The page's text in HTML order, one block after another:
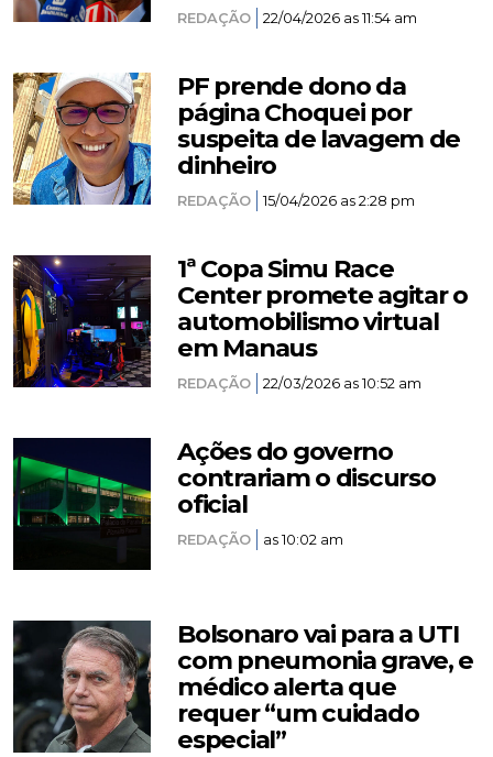
REDAÇÃO 22/04/2026 as 11:54 am
PF prende dono da
página Choquei por
suspeita de lavagem de
dinheiro
REDAÇÃO 15/04/2026 as 2:28 pm
1ª Copa Simu Race
Center promete agitar o
automobilismo virtual
em Manaus
REDAÇÃO 22/03/2026 as 10:52 am
Ações do governo
contrariam o discurso
oficial
REDAÇÃO as 10:02 am
Bolsonaro vai para a UTI
com pneumonia grave, e
médico alerta que
requer “um cuidado
especial”